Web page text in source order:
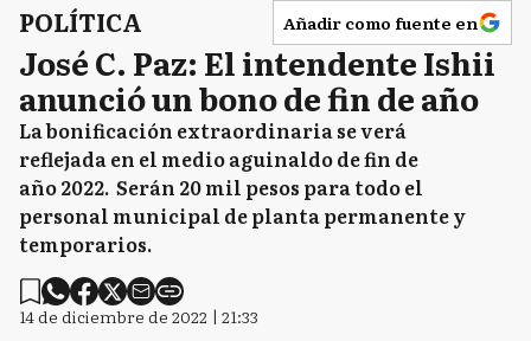
POLÍTICA Añadir como fuente en
José C. Paz: El intendente Ishii
anunció un bono de fin de año
La bonificación extraordinaria se verá
reflejada en el medio aguinaldo de fin de
año 2022. Serán 20 mil pesos para todo el
personal municipal de planta permanente y
temporarios.
14 de diciembre de 2022 | 21:33